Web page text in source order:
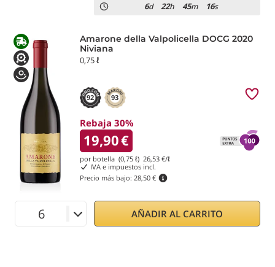
6d 22h 45m 15s
Amarone della Valpolicella DOCG 2020
Niviana
0,75 ℓ
92 93
Rebaja 30%
19,90€
por botella (0,75 ℓ) 26,53 €/ℓ
IVA e impuestos incl.
Precio más bajo: 28,50 €
AÑADIR AL CARRITO